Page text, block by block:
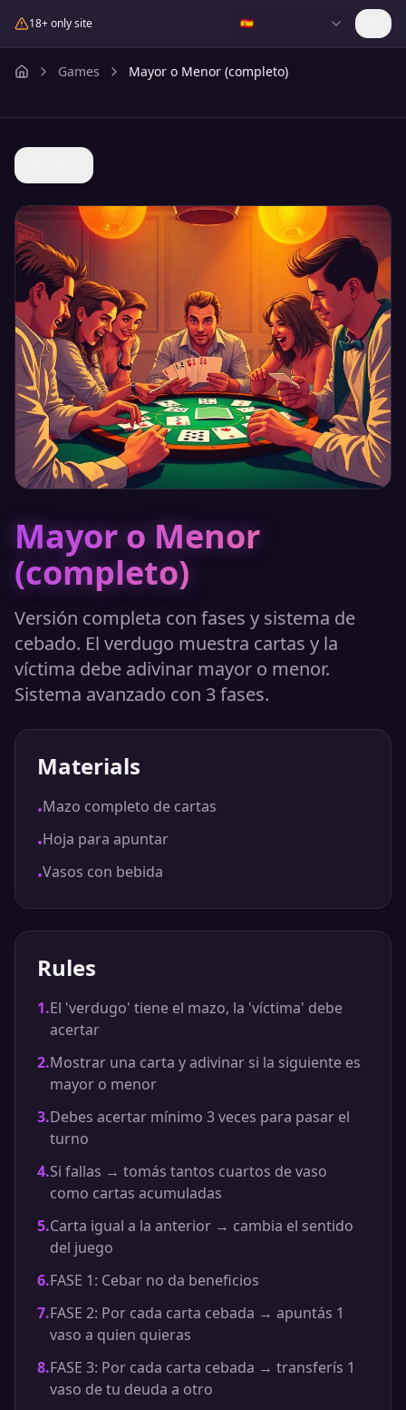
18+ only site 🇪🇸
Games Mayor o Menor (completo)
Mayor o Menor
(completo)
Versión completa con fases y sistema de
cebado. El verdugo muestra cartas y la
víctima debe adivinar mayor o menor.
Sistema avanzado con 3 fases.
Materials
•Mazo completo de cartas
•Hoja para apuntar
•Vasos con bebida
Rules
1.El 'verdugo' tiene el mazo, la 'víctima' debe
acertar
2.Mostrar una carta y adivinar si la siguiente es
mayor o menor
3.Debes acertar mínimo 3 veces para pasar el
turno
4.Si fallas → tomás tantos cuartos de vaso
como cartas acumuladas
5.Carta igual a la anterior → cambia el sentido
del juego
6.FASE 1: Cebar no da beneficios
7.FASE 2: Por cada carta cebada → apuntás 1
vaso a quien quieras
8.FASE 3: Por cada carta cebada → transferís 1
vaso de tu deuda a otro